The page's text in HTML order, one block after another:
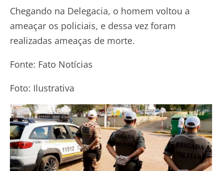
Chegando na Delegacia, o homem voltou a
ameaçar os policiais, e dessa vez foram
realizadas ameaças de morte.
Fonte: Fato Notícias
Foto: Ilustrativa